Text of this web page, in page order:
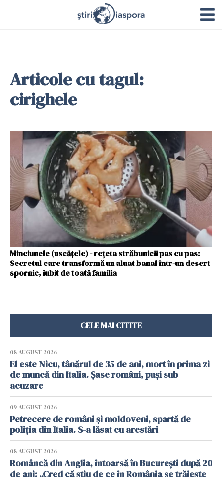
Articole cu tagul:
cirighele
Minciunele (uscățele) - rețeta străbunicii pas cu pas:
Secretul care transformă un aluat banal într-un desert
spornic, iubit de toată familia
CELE MAI CITITE
08 AUGUST 2026
El este Nicu, tânărul de 35 de ani, mort în prima zi
de muncă din Italia. Șase români, puși sub
acuzare
09 AUGUST 2026
Petrecere de români și moldoveni, spartă de
poliția din Italia. S-a lăsat cu arestări
08 AUGUST 2026
Româncă din Anglia, întoarsă în București după 20
de ani: „Cred că știu de ce în România se trăiește